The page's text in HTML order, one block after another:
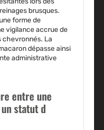
brusques.
forme de
vigilance accrue de
chevronnés. La
dépasse ainsi
administrative
entre une
statut d